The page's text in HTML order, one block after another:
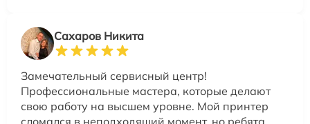
Сахаров Никита
Замечательный сервисный центр!
Профессиональные мастера, которые делают
свою работу на высшем уровне. Мой принтер